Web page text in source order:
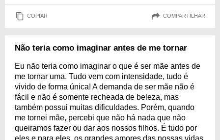
COPIAR COMPARTILHAR
Não teria como imaginar antes de me tornar
Eu não teria como imaginar o que é ser mãe antes de
me tornar uma. Tudo vem com intensidade, tudo é
vivido de forma única! A demanda de ser mãe não é
fácil e não é somente recheada de beleza, mas
também possui muitas dificuldades. Porém, quando
me tornei mãe, percebi que não há nada que não
queiramos fazer ou dar aos nossos filhos. É tudo por
eles e para eles, os grandes amores das nossas vidas.